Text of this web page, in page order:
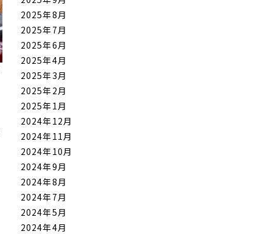
2025年8月
2025年7月
2025年6月
2025年4月
2025年3月
2025年2月
2025年1月
2024年12月
2024年11月
2024年10月
2024年9月
2024年8月
2024年7月
2024年5月
2024年4月